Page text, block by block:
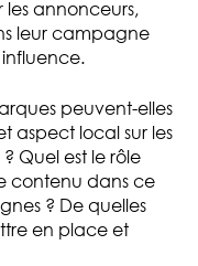
annonceurs,
leur campagne
peuvent-elles
aspect local sur les
Quel est le rôle
contenu dans ce
? De quelles
en place et